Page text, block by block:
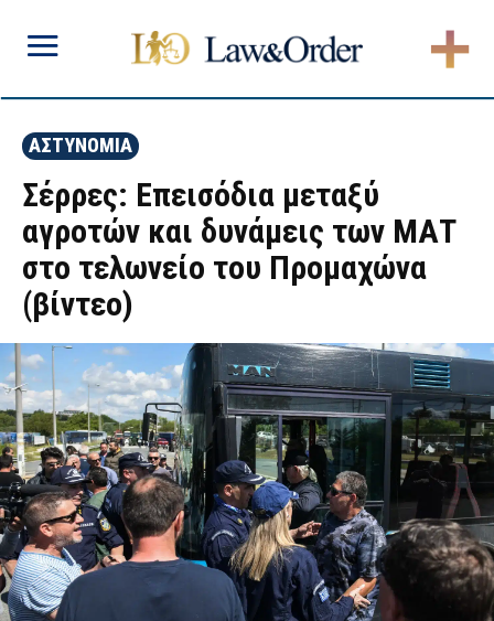
ΑΣΤΥΝΟΜΙΑ
Σέρρες: Επεισόδια μεταξύ
αγροτών και δυνάμεις των ΜΑΤ
στο τελωνείο του Προμαχώνα
(βίντεο)